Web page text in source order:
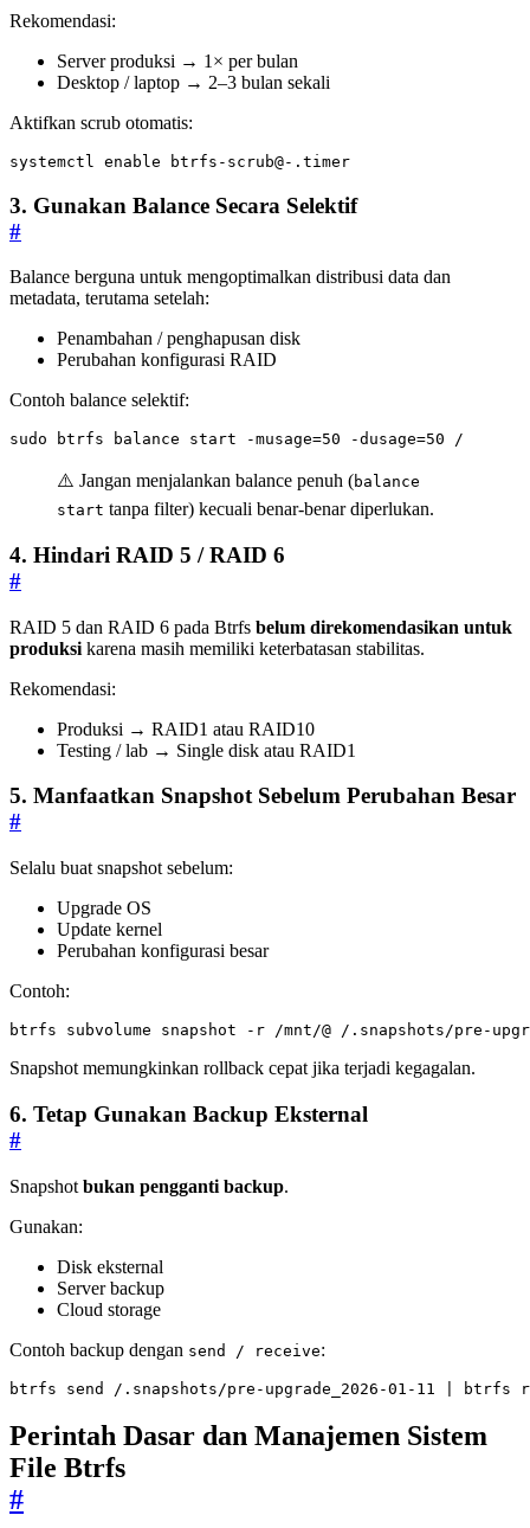
Rekomendasi:
Server produksi → 1× per bulan
Desktop / laptop → 2–3 bulan sekali
Aktifkan scrub otomatis:
systemctl enable btrfs-scrub@-.timer
3. Gunakan Balance Secara Selektif
#
Balance berguna untuk mengoptimalkan distribusi data dan
metadata, terutama setelah:
Penambahan / penghapusan disk
Perubahan konfigurasi RAID
Contoh balance selektif:
sudo btrfs balance start -musage=50 -dusage=50 /
⚠️ Jangan menjalankan balance penuh (balance
start tanpa filter) kecuali benar-benar diperlukan.
4. Hindari RAID 5 / RAID 6
#
RAID 5 dan RAID 6 pada Btrfs belum direkomendasikan untuk
produksi karena masih memiliki keterbatasan stabilitas.
Rekomendasi:
Produksi → RAID1 atau RAID10
Testing / lab → Single disk atau RAID1
5. Manfaatkan Snapshot Sebelum Perubahan Besar
#
Selalu buat snapshot sebelum:
Upgrade OS
Update kernel
Perubahan konfigurasi besar
Contoh:
btrfs subvolume snapshot -r /mnt/@ /.snapshots/pre-
Snapshot memungkinkan rollback cepat jika terjadi kegagalan.
6. Tetap Gunakan Backup Eksternal
#
Snapshot bukan pengganti backup.
Gunakan:
Disk eksternal
Server backup
Cloud storage
Contoh backup dengan send / receive:
btrfs send /.snapshots/pre-upgrade_2026-01-11 btrfs
Perintah Dasar dan Manajemen Sistem
File Btrfs
#